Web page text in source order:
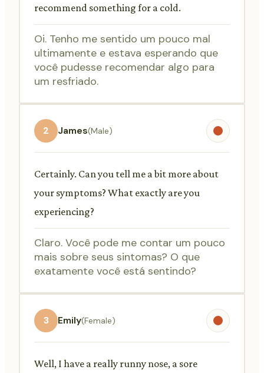
recommend something for a cold.
Oi. Tenho me sentido um pouco mal
ultimamente e estava esperando que
você pudesse recomendar algo para
um resfriado.
2 James(Male)
Certainly. Can you tell me a bit more about
your symptoms? What exactly are you
experiencing?
Claro. Você pode me contar um pouco
mais sobre seus sintomas? O que
exatamente você está sentindo?
3 Emily(Female)
Well, I have a really runny nose, a sore